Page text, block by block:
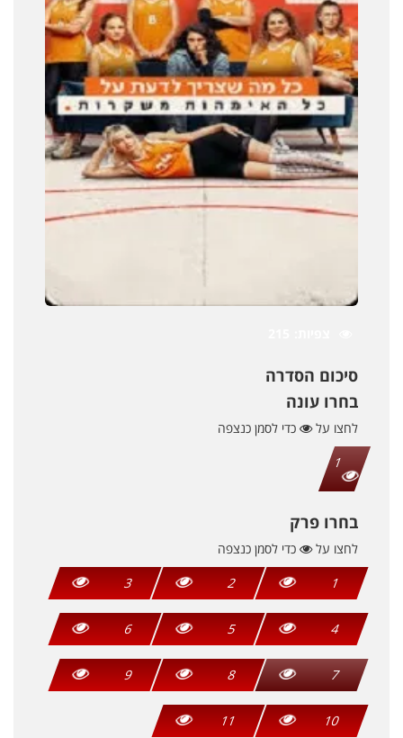
סיכום הסדרה
בחרו עונה
לחצו על
כדי לסמן כנצפה
1
בחרו פרק
לחצו על
כדי לסמן כנצפה
1
2
3
4
5
6
7
8
9
10
11